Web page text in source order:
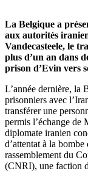
La Belgique a
aux autorités
Vandecasteele, le
plus d’un an dans
prison d’Evin vers
L’année dernière, la
prisonniers avec
transférer une
permis l’échange de
diplomate iranien
d’attentat à la
rassemblement du
(CNRI), une faction